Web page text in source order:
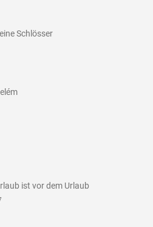
Schlösser
ist vor dem Urlaub